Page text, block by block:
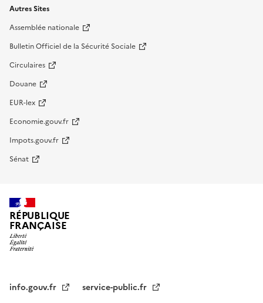
Autres Sites
Assemblée nationale
Bulletin Officiel de la Sécurité Sociale
Circulaires
Douane
EUR-lex
Economie.gouv.fr
Impots.gouv.fr
Sénat
RÉPUBLIQUE
FRANÇAISE
info.gouv.fr service-public.fr